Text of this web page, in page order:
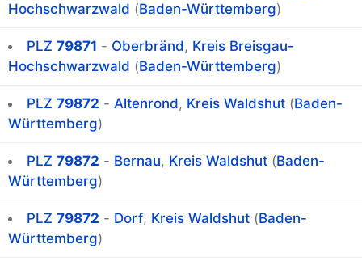
Hochschwarzwald (Baden-Württemberg)
PLZ 79871 - Oberbränd, Kreis Breisgau-
Hochschwarzwald (Baden-Württemberg)
PLZ 79872 - Altenrond, Kreis Waldshut (Baden-
Württemberg)
PLZ 79872 - Bernau, Kreis Waldshut (Baden-
Württemberg)
PLZ 79872 - Dorf, Kreis Waldshut (Baden-
Württemberg)